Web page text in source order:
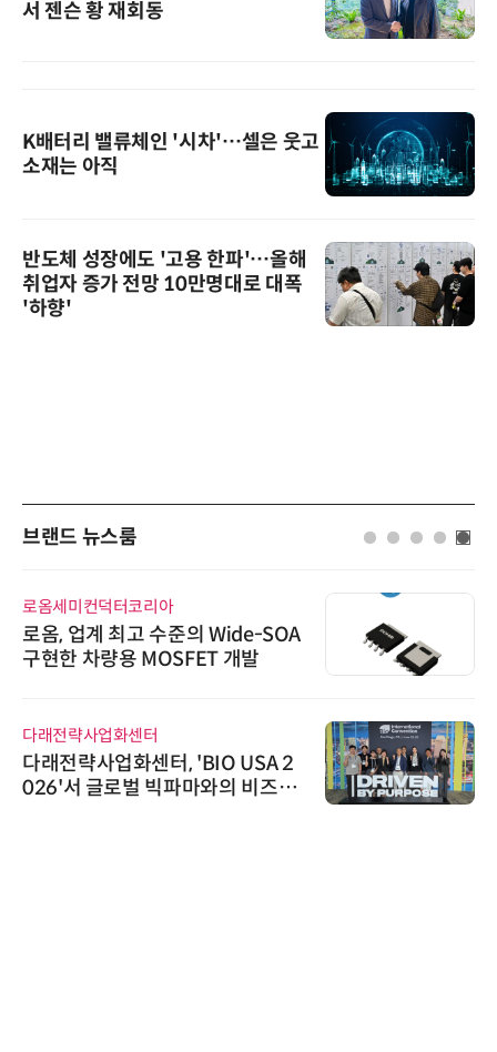
서 젠슨 황 재회동
K배터리 밸류체인 '시차'…셀은 웃고
소재는 아직
반도체 성장에도 '고용 한파'…올해
취업자 증가 전망 10만명대로 대폭
'하향'
브랜드 뉴스룸
로옴세미컨덕터코리아
로옴, 업계 최고 수준의 Wide-SOA
구현한 차량용 MOSFET 개발
다래전략사업화센터
다래전략사업화센터, 'BIO USA 2
026'서 글로벌 빅파마와의 비즈니